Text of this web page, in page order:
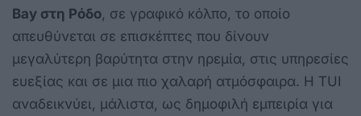
Bay στη Ρόδο , σε γραφικό κόλπο, το οποίο
απευθύνεται σε επισκέπτες που δίνουν
μεγαλύτερη βαρύτητα στην ηρεμία, στις υπηρεσίες
ευεξίας και σε μια πιο χαλαρή ατμόσφαιρα. Η TUI
αναδεικνύει, μάλιστα, ως δημοφιλή εμπειρία για